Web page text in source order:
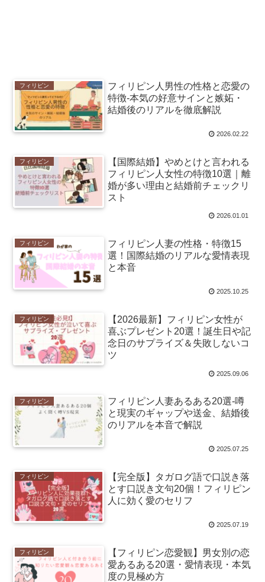
フィリピン
フィリピン人男性の性格と恋愛の
特徴-本気の好意サインと嫉妬・
結婚後のリアルを徹底解説
2026.02.22
フィリピン
【国際結婚】やめとけと言われる
フィリピン人女性の特徴10選｜離
婚が多い理由と結婚前チェックリ
スト
2026.01.01
フィリピン
フィリピン人妻の性格・特徴15
選！国際結婚のリアルな愛情表現
と本音
2025.10.25
フィリピン
【2026最新】フィリピン女性が
喜ぶプレゼント20選！誕生日や記
念日のサプライズ＆失敗しないコ
ツ
2025.09.06
フィリピン
フィリピン人妻あるある20選-噂
と現実のギャップや送金、結婚後
のリアルを本音で解説
2025.07.25
フィリピン
【完全版】タガログ語で口説き落
とす口説き文句20個！フィリピン
人に効く愛のセリフ
2025.07.19
フィリピン
【フィリピン恋愛観】男女別の恋
愛あるある20選・愛情表現・本気
度の見極め方